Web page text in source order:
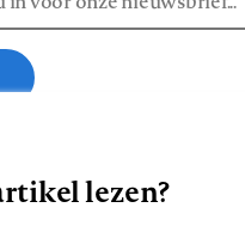
lezen?